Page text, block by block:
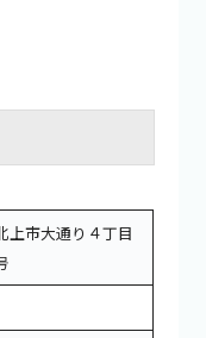
上市大通り４丁目